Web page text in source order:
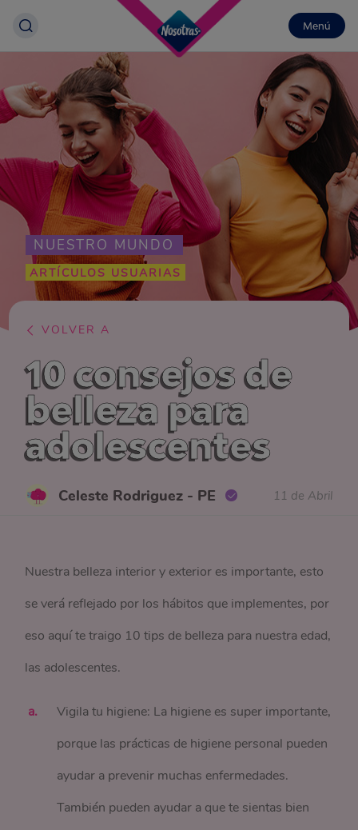
Menú
NUESTRO MUNDO
ARTÍCULOS USUARIAS
VOLVER A
10 consejos de
belleza para
adolescentes
Celeste Rodriguez - PE 11 de Abril
Nuestra belleza interior y exterior es importante, esto
se verá reflejado por los hábitos que implementes, por
eso aquí te traigo 10 tips de belleza para nuestra edad,
las adolescentes.
Vigila tu higiene: La higiene es super importante,
porque las prácticas de higiene personal pueden
ayudar a prevenir muchas enfermedades.
También pueden ayudar a que te sientas bien